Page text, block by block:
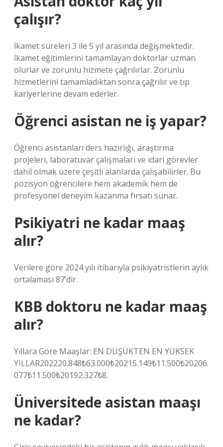
çalışır?
İkamet süreleri 3 ile 5 yıl arasında değişmektedir.
İkamet eğitimlerini tamamlayan doktorlar uzman
olurlar ve zorunlu hizmete çağrılırlar. Zorunlu
hizmetlerini tamamladıktan sonra çağrılır ve tıp
kariyerlerine devam ederler.
Öğrenci asistan ne iş yapar?
Öğrenci asistanları ders hazırlığı, araştırma
projeleri, laboratuvar çalışmaları ve idari görevler
dahil olmak üzere çeşitli alanlarda çalışabilirler. Bu
pozisyon öğrencilere hem akademik hem de
profesyonel deneyim kazanma fırsatı sunar.
Psikiyatri ne kadar maaş
alır?
Verilere göre 2024 yılı itibarıyla psikiyatristlerin aylık
ortalaması 87’dir.
KBB doktoru ne kadar maaş
alır?
Yıllara Göre Maaşlar: EN DÜŞÜKTEN EN YÜKSEK
YILLAR202220.848₺63.000₺20215.149₺11.500₺20206.
077₺11.500₺20192.327₺8.
Üniversitede asistan maaşı
ne kadar?